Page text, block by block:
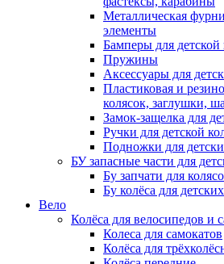
Металлическая
элементы
Бамперы для детской
Пружины
Аксессуары для
Пластиковая и
колясок, заглушки,
Замок-защелка для
Ручки для детской
Подножки для
БУ запасные части для
Бу запчати для
Бу колёса для
Вело
Колёса для велосипедов и
Колеса для самокатов
Колёса для